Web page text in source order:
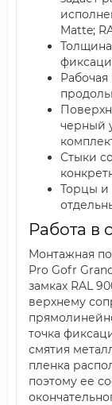
Matte;
Толщина
черный
Стыки
Торцы и
Работа в
Монтажная
Pro Gofr
замках RAL
верхнему
точка
смятия
пленка
поэтому ее